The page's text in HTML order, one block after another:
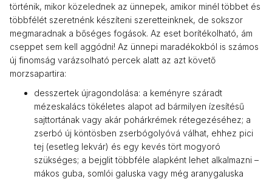
történik, mikor közelednek az ünnepek, amikor minél többet és
többfélét szeretnénk készíteni szeretteinknek, de sokszor
megmaradnak a bőséges fogások. Az eset borítékolható, ám
cseppet sem kell aggódni! Az ünnepi maradékokból is számos
új finomság varázsolható percek alatt az azt követő
morzsapartira:
desszertek újragondolása: a keményre száradt
mézeskalács tökéletes alapot ad bármilyen ízesítésű
sajttortának vagy akár pohárkrémek rétegezéséhez; a
zserbó új köntösben zserbógolyóvá válhat, ehhez pici
tej (esetleg lekvár) és egy kevés tört mogyoró
szükséges; a bejglit többféle alapként lehet alkalmazni –
mákos guba, somlói galuska vagy még aranygaluska